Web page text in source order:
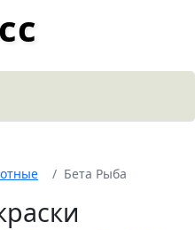
Бета Рыба